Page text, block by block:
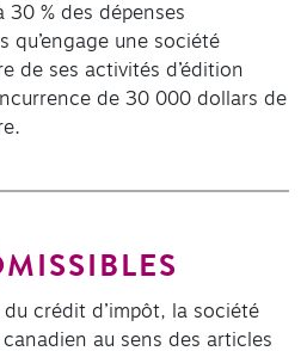
30 % des dépenses
qu’engage une société
de ses activités d’édition
de 30 000 dollars de
crédit d’impôt, la société
au sens des articles